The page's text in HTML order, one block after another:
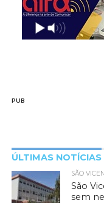
PUB
ÚLTIMAS NOTÍCIAS
SÃO
São
sem